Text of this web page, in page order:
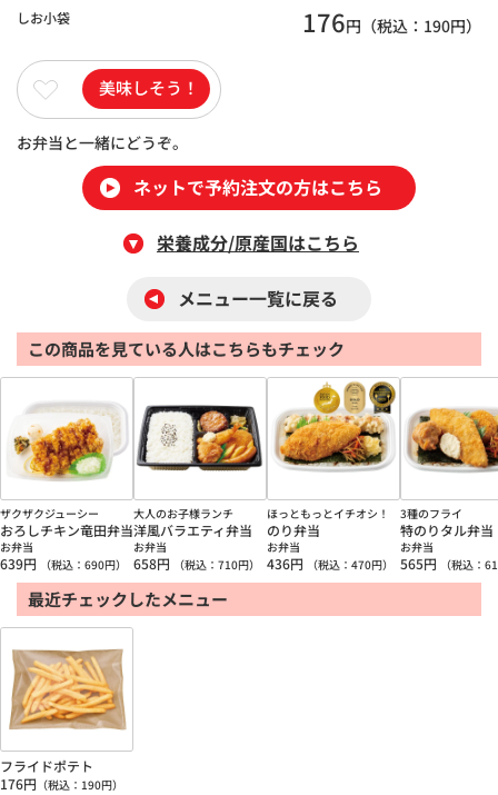
しお小袋 176円（税込： 190円）
美味しそう！
お弁当と一緒にどうぞ。
ネットで予約注文の方はこちら
栄養成分/原産国はこちら
メニュー一覧に戻る
この商品を見ている人はこちらもチェック
ザクザクジューシー
おろしチキン竜田弁当
お弁当
639円 （税込： 690円）
大人のお子様ランチ
洋風バラエティ弁当
お弁当
658円 （税込： 710円）
ほっともっとイチオシ！
のり弁当
お弁当
436円 （税込： 470円）
3種のフライ
特のりタル弁当
お弁当
565円 （税込：
最近チェックしたメニュー
フライドポテト
176円 （税込： 190円）